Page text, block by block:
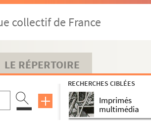
collectif de France
LE RÉPERTOIRE
RECHERCHES CIBLÉES
Imprimés
multimédia